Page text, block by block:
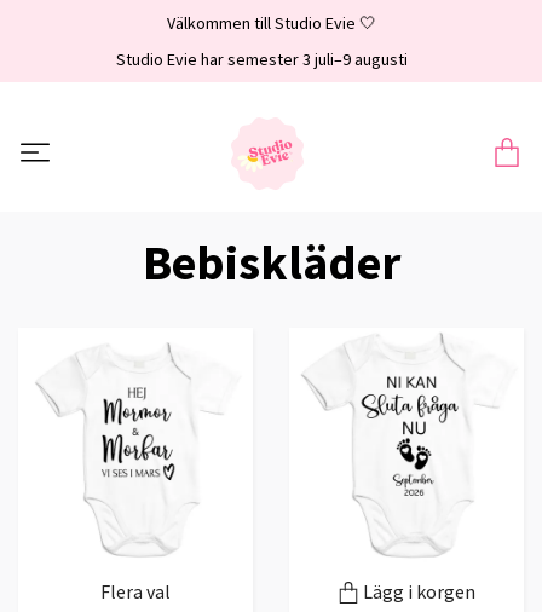
Välkommen till Studio Evie 🤍
Studio Evie har semester 3 juli–9 augusti
Bebiskläder
Flera val Lägg i korgen